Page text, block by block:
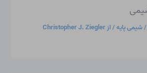
/شیمی پایه/ ازChristopher J. Ziegler